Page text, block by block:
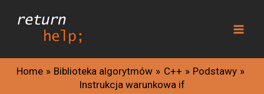
Home Biblioteka algorytmów C++
Podstawy
Instrukcja warunkowa if